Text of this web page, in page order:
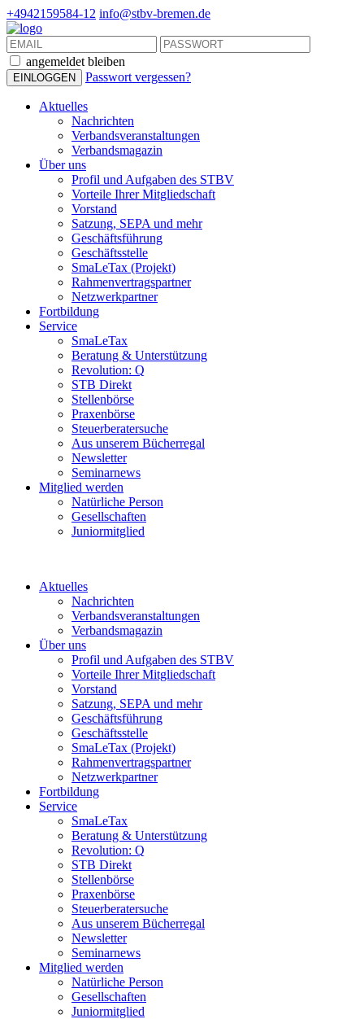
+4942159584-12 info@stbv-bremen.de
angemeldet bleiben
Passwort vergessen?
Aktuelles
Nachrichten
Verbandsveranstaltungen
Verbandsmagazin
Über uns
Profil und Aufgaben des STBV
Vorteile Ihrer Mitgliedschaft
Vorstand
Satzung, SEPA und mehr
Geschäftsführung
Geschäftsstelle
SmaLeTax (Projekt)
Rahmenvertragspartner
Netzwerkpartner
Fortbildung
Service
SmaLeTax
Beratung & Unterstützung
Revolution: Q
STB Direkt
Stellenbörse
Praxenbörse
Steuerberatersuche
Aus unserem Bücherregal
Newsletter
Seminarnews
Mitglied werden
Natürliche Person
Gesellschaften
Juniormitglied
Aktuelles
Nachrichten
Verbandsveranstaltungen
Verbandsmagazin
Über uns
Profil und Aufgaben des STBV
Vorteile Ihrer Mitgliedschaft
Vorstand
Satzung, SEPA und mehr
Geschäftsführung
Geschäftsstelle
SmaLeTax (Projekt)
Rahmenvertragspartner
Netzwerkpartner
Fortbildung
Service
SmaLeTax
Beratung & Unterstützung
Revolution: Q
STB Direkt
Stellenbörse
Praxenbörse
Steuerberatersuche
Aus unserem Bücherregal
Newsletter
Seminarnews
Mitglied werden
Natürliche Person
Gesellschaften
Juniormitglied